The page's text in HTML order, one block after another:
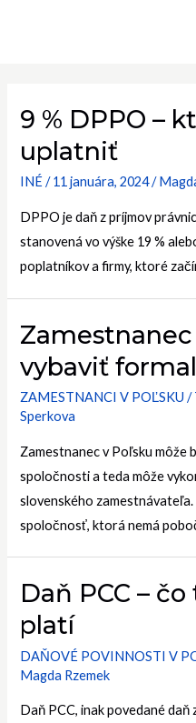
9 % DPPO –
uplatniť
INÉ/11 januára, 2024/
DPPO je daň z príjmov
stanovená vo výške 19 %
poplatníkov a firmy, ktoré
Zamestnanec
vybaviť
ZAMESTNANCI V POĽSKU /
Sperkova
Zamestnanec v Poľsku môže
spoločnosti a teda môže
slovenského
spoločnosť, ktorá nemá
Daň PCC –
platí
DAŇOVÉ POVINNOSTI V
Magda Rzemek
Daň PCC, inak povedané daň